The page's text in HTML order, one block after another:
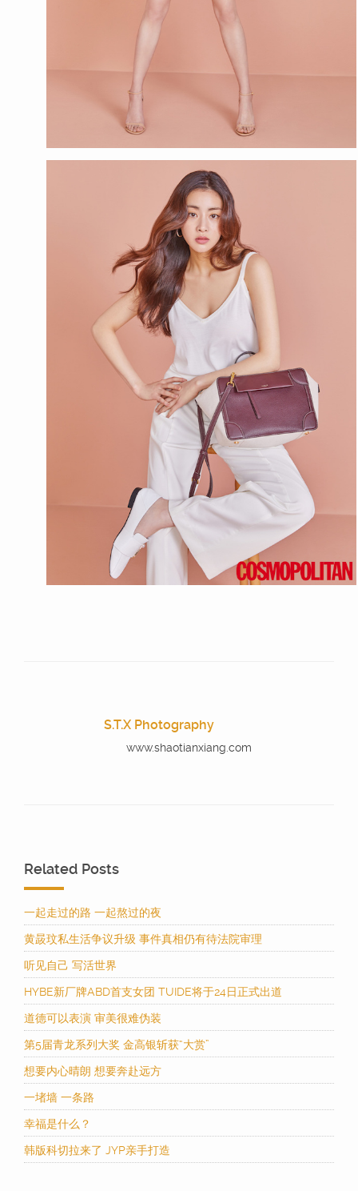
S.T.X Photography
www.shaotianxiang.com
Related Posts
一起走过的路 一起熬过的夜
黄晸玟私生活争议升级 事件真相仍有待法院审理
听见自己 写活世界
HYBE新厂牌ABD首支女团 TUIDE将于24日正式出道
道德可以表演 审美很难伪装
第5届青龙系列大奖 金高银斩获“大赏”
想要内心晴朗 想要奔赴远方
一堵墙 一条路
幸福是什么？
韩版科切拉来了 JYP亲手打造